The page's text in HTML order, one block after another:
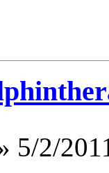
5/2/